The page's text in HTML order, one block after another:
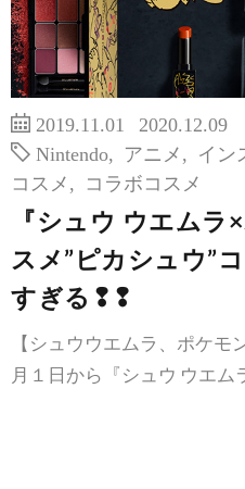
2019.11.01
2020.12.09
Nintendo
アニメ イン
コスメ
コラボコスメ
『シュウ ウエムラ
スメ”ピカシュウ”
すぎる❢❢
【シュウウエムラ、ポケモ
月１日から『シュウ ウエ